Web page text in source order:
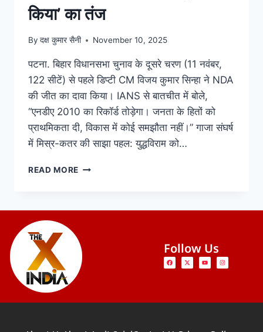
किया’ का तंज
By दक्ष कुमार सैनी November 10, 2025
पटना. बिहार विधानसभा चुनाव के दूसरे चरण (11 नवंबर,
122 सीटें) से पहले डिप्टी CM विजय कुमार सिन्हा ने NDA
की जीत का दावा किया। IANS से बातचीत में बोले,
“एनडीए 2010 का रिकॉर्ड तोड़ेगा। जनता के हितों को
प्राथमिकता दी, विकास में कोई समझौता नहीं।” गाजा संघर्ष
में मिस्र-कतर की साझा पहल: युद्धविराम को…
READ MORE
Follow Us